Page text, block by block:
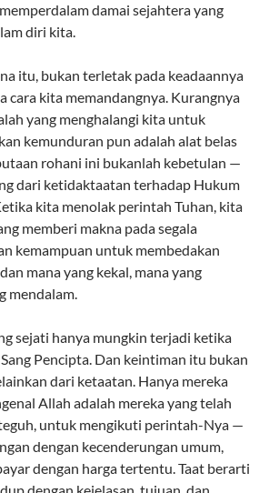
damai sejahtera yang
diri kita.
itu, bukan terletak pada keadaannya
cara kita memandangnya. Kurangnya
yang menghalangi kita untuk
kemunduran pun adalah alat belas
rohani ini bukanlah kebetulan —
dari ketidaktaatan terhadap Hukum
kita menolak perintah Tuhan, kita
memberi makna pada segala
kemampuan untuk membedakan
mana yang kekal, mana yang
mendalam.
sejati hanya mungkin terjadi ketika
Pencipta. Dan keintiman itu bukan
dari ketaatan. Hanya mereka
Allah adalah mereka yang telah
untuk mengikuti perintah-Nya —
dengan kecenderungan umum,
dengan harga tertentu. Taat berarti